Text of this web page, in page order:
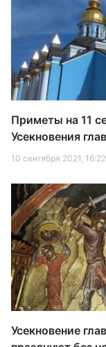
Приметы на 11
Усекновения
10 сентября 2021, 16:22
Усекновение